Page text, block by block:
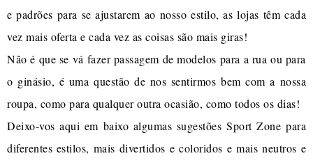
e padrões para se ajustarem ao nosso estilo, as lojas têm cada
vez mais oferta e cada vez as coisas são mais giras!
Não é que se vá fazer passagem de modelos para a rua ou para
o ginásio, é uma questão de nos sentirmos bem com a nossa
roupa, como para qualquer outra ocasião, como todos os dias!
Deixo-vos aqui em baixo algumas sugestões Sport Zone para
diferentes estilos, mais divertidos e coloridos e mais neutros e